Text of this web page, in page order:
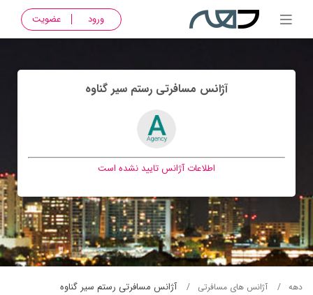
ورود عضویت
آژانس مسافرتی رستم سير گناوه
اطلاعات آژانس تایید نشده است
دهه آژانس های مسافرتی آژانس مسافرتی رستم سير گناوه